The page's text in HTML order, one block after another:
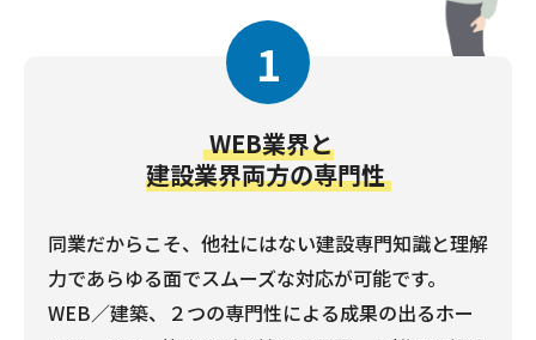
1
WEB業界と
建設業界両方の専門性
同業だからこそ、他社にはない建設専門知識と理解
力であらゆる面でスムーズな対応が可能です。
WEB／建築、２つの専門性による成果の出るホー